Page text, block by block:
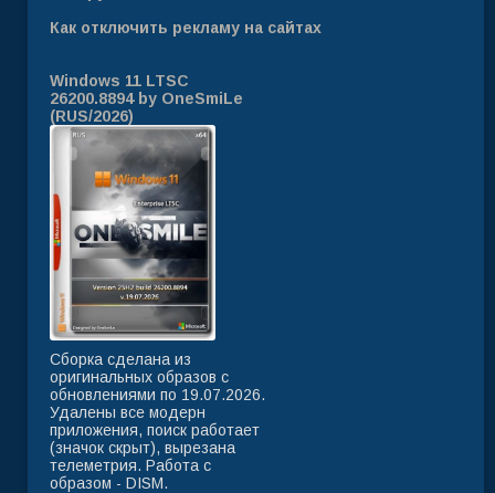
Как отключить рекламу на сайтах
Windows 11 LTSC
26200.8894 by OneSmiLe
(RUS/2026)
Сборка сделана из
оригинальных образов с
обновлениями по 19.07.2026.
Удалены все модерн
приложения, поиск работает
(значок скрыт), вырезана
телеметрия. Работа с
образом - DISM.